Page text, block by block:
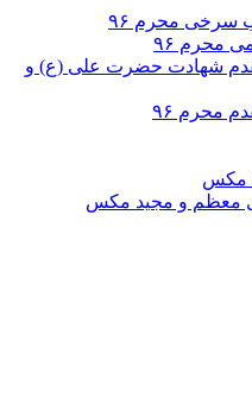
محرم ۹۶
محرم ۹۶
شهادت حضرت علی (ع) و
محرم ۹۶
مکس
معظم و مجید مکس